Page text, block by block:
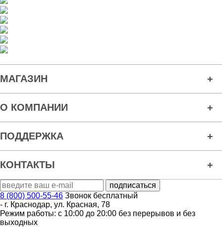
МАГАЗИН
О КОМПАНИИ
ПОДДЕРЖКА
КОНТАКТЫ
8 (800) 500-55-46 Звонок бесплатный
- г. Краснодар, ул. Красная, 78
Режим работы: с 10:00 до 20:00 без перерывов и без
выходных